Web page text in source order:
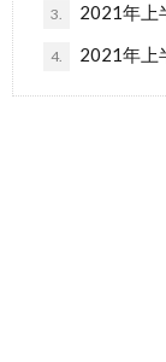
3. 2021年上
4. 2021年上